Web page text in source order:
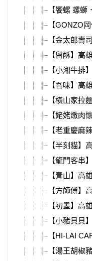
【饗螺 螺
【GONZO
【金太郎壽
【留酥】高
【小湘牛排
【吾味】高
【橫山家拉
【姥姥燉肉
【老重慶麻
【半刻貓】
【龍門客串
【青山】高
【方師傅】
【初墨】高
【小豬貝貝
【HI-LAI
【湯王胡椒